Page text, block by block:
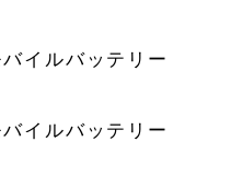
イルバッテリー
イルバッテリー